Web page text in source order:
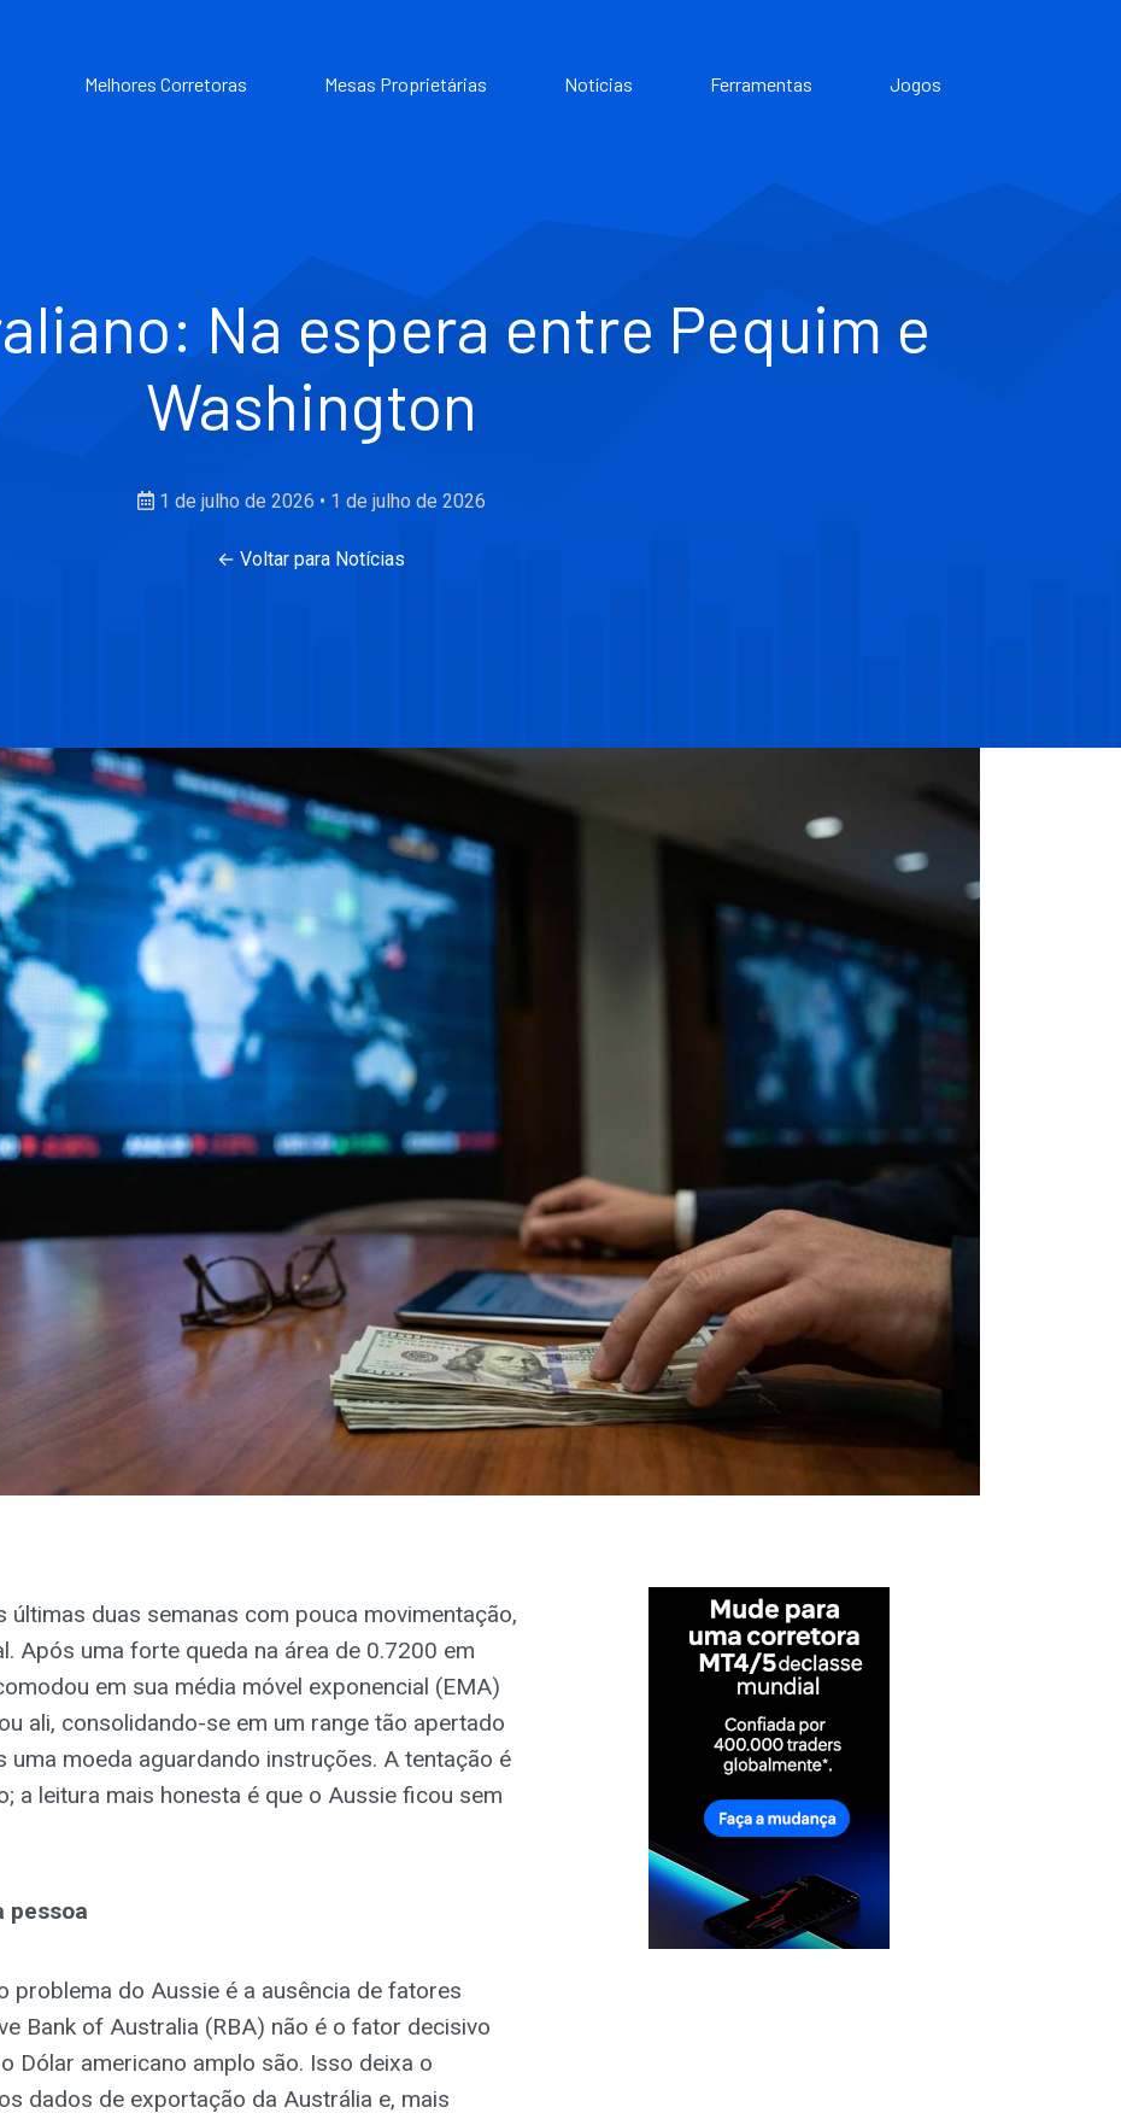
Melhores Corretoras Mesas Proprietárias Notícias Ferramentas Jogos
Na espera entre Pequim e
Washington
1 de julho de 2026 • 1 de julho de 2026
← Voltar para Notícias
duas semanas com pouca movimentação,
Após uma forte queda na área de 0.7200 em
em sua média móvel exponencial (EMA)
ali, consolidando-se em um range tão apertado
uma moeda aguardando instruções. A tentação é
a leitura mais honesta é que o Aussie ficou sem
pessoa
problema do Aussie é a ausência de fatores
Bank of Australia (RBA) não é o fator decisivo
Dólar americano amplo são. Isso deixa o
dados de exportação da Austrália e, mais